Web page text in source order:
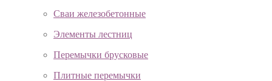
Сваи железобетонные
Элементы лестниц
Перемычки брусковые
Плитные перемычки